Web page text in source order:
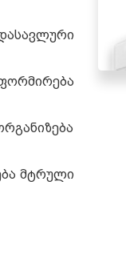
მტრული